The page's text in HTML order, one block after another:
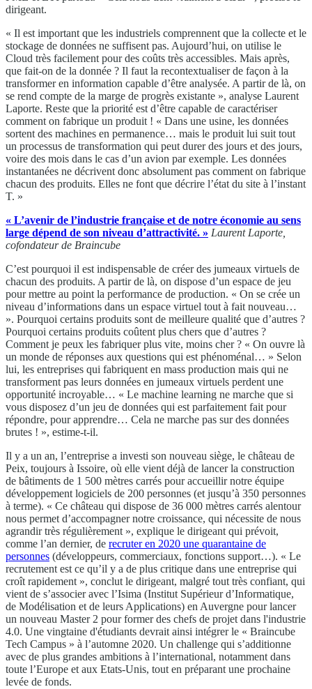
dirigeant.
« Il est important que les industriels comprennent que la collecte et le
stockage de données ne suffisent pas. Aujourd’hui, on utilise le
Cloud très facilement pour des coûts très accessibles. Mais après,
que fait-on de la donnée ? Il faut la recontextualiser de façon à la
transformer en information capable d’être analysée. A partir de là, on
se rend compte de la marge de progrès existante », analyse Laurent
Laporte. Reste que la priorité est d’être capable de caractériser
comment on fabrique un produit ! « Dans une usine, les données
sortent des machines en permanence… mais le produit lui suit tout
un processus de transformation qui peut durer des jours et des jours,
voire des mois dans le cas d’un avion par exemple. Les données
instantanées ne décrivent donc absolument pas comment on fabrique
chacun des produits. Elles ne font que décrire l’état du site à l’instant
T. »
« L’avenir de l’industrie française et de notre économie au sens
large dépend de son niveau d’attractivité. » Laurent Laporte,
cofondateur de Braincube
C’est pourquoi il est indispensable de créer des jumeaux virtuels de
chacun des produits. A partir de là, on dispose d’un espace de jeu
pour mettre au point la performance de production. « On se crée un
niveau d’informations dans un espace virtuel tout à fait nouveau…
». Pourquoi certains produits sont de meilleure qualité que d’autres ?
Pourquoi certains produits coûtent plus chers que d’autres ?
Comment je peux les fabriquer plus vite, moins cher ? « On ouvre là
un monde de réponses aux questions qui est phénoménal… » Selon
lui, les entreprises qui fabriquent en mass production mais qui ne
transforment pas leurs données en jumeaux virtuels perdent une
opportunité incroyable… « Le machine learning ne marche que si
vous disposez d’un jeu de données qui est parfaitement fait pour
répondre, pour apprendre… Cela ne marche pas sur des données
brutes ! », estime-t-il.
Il y a un an, l’entreprise a investi son nouveau siège, le château de
Peix, toujours à Issoire, où elle vient déjà de lancer la construction
de bâtiments de 1 500 mètres carrés pour accueillir notre équipe
développement logiciels de 200 personnes (et jusqu’à 350 personnes
à terme). « Ce château qui dispose de 36 000 mètres carrés alentour
nous permet d’accompagner notre croissance, qui nécessite de nous
agrandir très régulièrement », explique le dirigeant qui prévoit,
comme l’an dernier, de recruter en 2020 une quarantaine de
personnes (développeurs, commerciaux, fonctions support…). « Le
recrutement est ce qu’il y a de plus critique dans une entreprise qui
croît rapidement », conclut le dirigeant, malgré tout très confiant, qui
vient de s’associer avec l’Isima (Institut Supérieur d’Informatique,
de Modélisation et de leurs Applications) en Auvergne pour lancer
un nouveau Master 2 pour former des chefs de projet dans l'industrie
4.0. Une vingtaine d'étudiants devrait ainsi intégrer le « Braincube
Tech Campus » à l’automne 2020. Un challenge qui s’additionne
avec de plus grandes ambitions à l’international, notamment dans
toute l’Europe et aux Etats-Unis, tout en préparant une prochaine
levée de fonds.